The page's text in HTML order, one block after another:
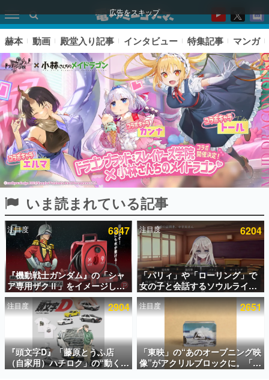
広告をスキップ
ピックアップ
電ファミのいま読まれている記事ランキング
アプリセール情報
インタビュー
連載・特集一覧
殿堂入り記事
SNS拡散数が数千以上！ ページビュー数万以上！ などな
ど。多くの人々に読まれた、電ファミ渾身の“殿堂入り”記
事をまとめました。
赫本 動画 殿堂入り記事 インタビュー 特集記事 マンガ
いま読まれている記事
注目度 6347
『機動戦士ガンダム』の「シャ
ア専用ザクⅡ」をイメージした
散水ホースリールが予約開始。
本体にはシャアのパーソナルマ
ークやジオン公国軍のエンブレ
ム、型式番号などを配置
注目度 6204
「パリィ」や「ローリング」で
女の子と会話するソウルライク
恋愛ゲーム『小早川さんはソウ
ルライク』無料公開。返事に失
敗すると「YOU DIED」
注目度 2904
『頭文字D』「藤原とうふ店
（自家用）ハチロク」の“動くテ
ィッシュケース”が買えるポップ
注目度 2651
「東映」の“あのオープニング映
像”がアクリルブロックに。「東
映ヒストリカル グッズコレクシ